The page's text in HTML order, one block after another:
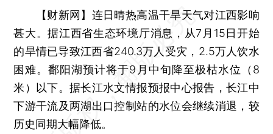
【财新网】 连日晴热高温干旱天气对江西影响
甚大。据江西省生态环境厅消息，从7月15日开始
的旱情已导致江西省240.3万人受灾，2.5万人饮水
困难。鄱阳湖预计将于9月中旬降至极枯水位（8
米）以下。据长江水文情报预报中心报告，长江中
下游干流及两湖出口控制站的水位会继续消退，较
历史同期大幅降低。